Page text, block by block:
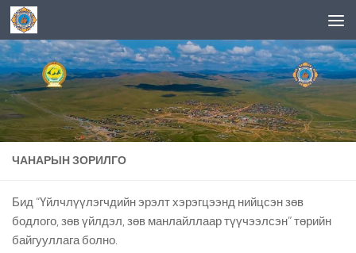
Skip to content
ЧАНАРЫН ЗОРИЛГО
Бид “Үйлчлүүлэгчдийн эрэлт хэрэгцээнд нийцсэн зөв
бодлого, зөв үйлдэл, зөв манлайллаар түүчээлсэн” төрийн
байгууллага болно.